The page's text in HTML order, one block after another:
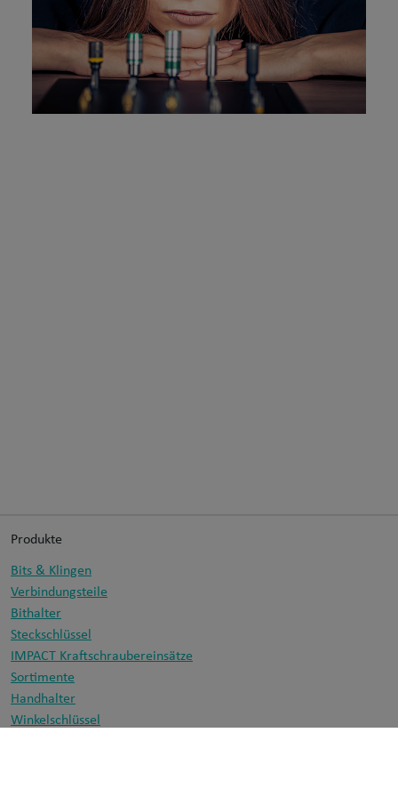
Produkte
Bits & Klingen
Verbindungsteile
Bithalter
Steckschlüssel
IMPACT Kraftschraubereinsätze
Sortimente
Handhalter
Winkelschlüssel